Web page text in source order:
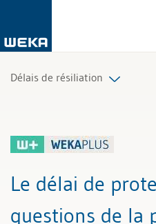
Délais de résiliation
Le délai de
questions de la